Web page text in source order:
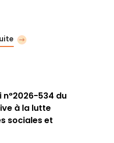
n°2026-534 du
à la lutte
sociales et